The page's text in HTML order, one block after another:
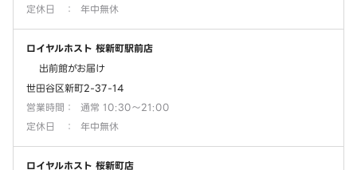
定休日
： 年中無休
ロイヤルホスト 桜新町駅前店
出前館がお届け
世田谷区新町2-37-14
営業時間 ：
通常 10:30～21:00
定休日
： 年中無休
ロイヤルホスト 桜新町店